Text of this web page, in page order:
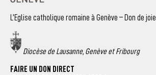
L’Eglise catholique romaine à Genève – Don de joie
Diocèse de Lausanne, Genève et Fribourg
FAIRE UN DON DIRECT